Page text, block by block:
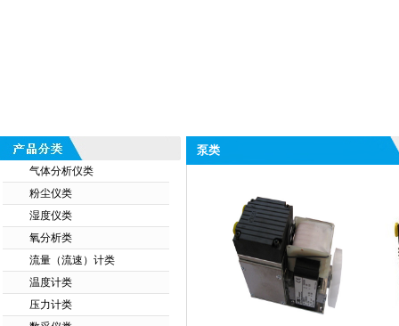
气体分析仪类
粉尘仪类
湿度仪类
氧分析类
流量（流速）计类
温度计类
压力计类
泵类